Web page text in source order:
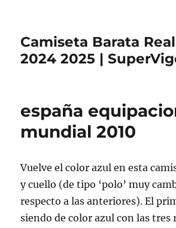
Camiseta Barata
2024 2025 |
españa
mundial 2010
Vuelve el color azul en esta
y cuello (de tipo ‘polo’ muy
respecto a las anteriores). El
siendo de color azul con las tres